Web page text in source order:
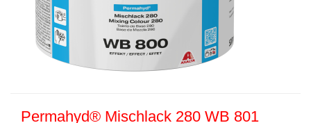
Permahyd® Mischlack 280 WB 801